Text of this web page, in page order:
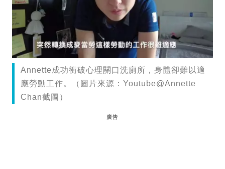
Annette成功衝破心理關口洗廁所，身體卻難以適
應勞動工作。（圖片來源：Youtube@Annette
Chan截圖）
廣告